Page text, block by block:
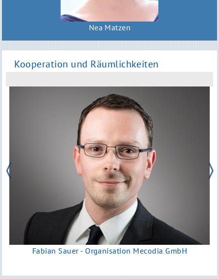
Nea Matzen
Kooperation und Räumlichkeiten
Fabian Sauer - Organisation Mecodia GmbH